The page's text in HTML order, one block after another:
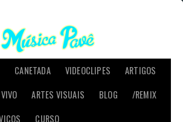
CANETADA VIDEOCLIPES
ARTIGOS
ARTES VISUAIS BLOG
/REMIX
CURSO